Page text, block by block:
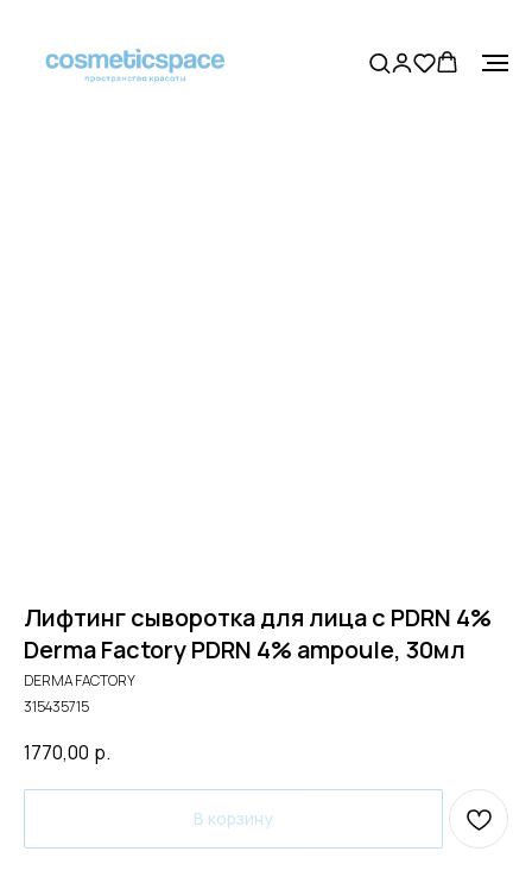
Лифтинг сыворотка для лица с PDRN 4%
Derma Factory PDRN 4% ampoule, 30мл
DERMA FACTORY
315435715
1770,00 р.
В корзину